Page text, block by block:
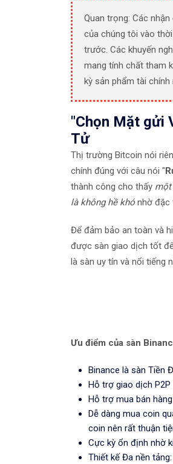
Quan trọng: Các
của chúng tôi vào
trước. Các khuyến
mang tính chất tham
kỳ sản phẩm tài chính
"Chọn Mặt gửi
Tử
Thị trường Bitcoin nói
chính đúng với câu nói "
thành công cho thấy một
là không hề khó nhờ đặc
Để đảm bảo an toàn và
được sàn giao dịch tốt
là sàn uy tín và nổi tiếng
Ưu điểm của sàn
Binance là sàn Tiền
Hỗ trợ giao dịch
Hỗ trợ mua bán
Dễ dàng mua coin
coin nên rất thuận
Cực kỳ ổn định nhờ
Thiết kế Đa nền